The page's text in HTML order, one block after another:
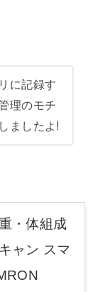
に記録す
理のモチ
ましたよ!
・体組成
ャン スマ